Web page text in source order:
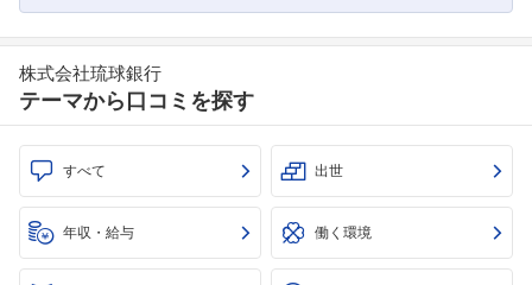
フォローしました
株式会社琉球銀行
テーマから口コミを探す
すべて 出世
年収・給与 働く環境